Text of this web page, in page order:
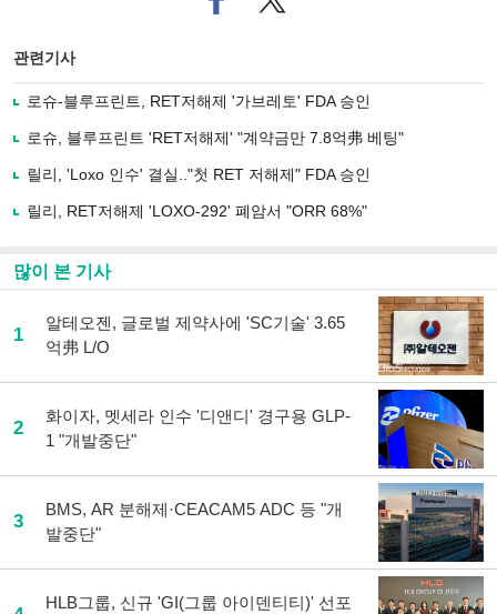
이
로
기
사
유
기
터로
관련기사
로슈-블루프린트, RET저해제 '가브레토' FDA 승인
로슈, 블루프린트 'RET저해제' "계약금만 7.8억弗 베팅"
릴리, 'Loxo 인수' 결실.."첫 RET 저해제" FDA 승인
릴리, RET저해제 'LOXO-292' 폐암서 "ORR 68%"
많이 본 기사
1
알테오젠, 글로벌 제약사에 'SC기술' 3.65
억弗 L/O
2
화이자, 멧세라 인수 '디앤디' 경구용 GLP-
1 "개발중단"
3
BMS, AR 분해제·CEACAM5 ADC 등 "개
발중단"
HLB그룹, 신규 'GI(그룹 아이덴티티)' 선포